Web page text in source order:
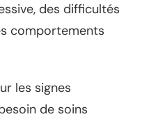
des difficultés
comportements
les signes
de soins